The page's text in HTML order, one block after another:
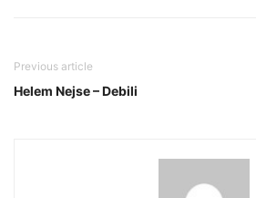
Previous article
Helem Nejse – Debili